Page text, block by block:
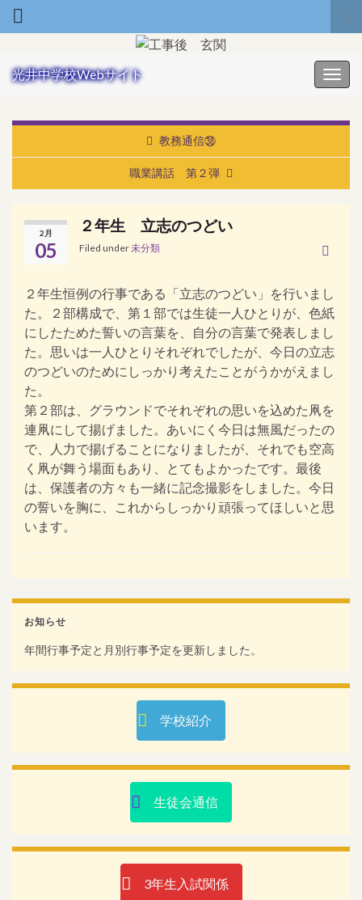
Search for:
光井中学校Webサイト
教務通信㊳
職業講話 第２弾
2月
05
２年生 立志のつどい
Filed under未分類
２年生恒例の行事である「立志のつどい」を行いまし
た。２部構成で、第１部では生徒一人ひとりが、色紙
にしたためた誓いの言葉を、自分の言葉で発表しまし
た。思いは一人ひとりそれぞれでしたが、今日の立志
のつどいのためにしっかり考えたことがうかがえまし
た。
第２部は、グラウンドでそれぞれの思いを込めた凧を
連凧にして揚げました。あいにく今日は無風だったの
で、人力で揚げることになりましたが、それでも空高
く凧が舞う場面もあり、とてもよかったです。最後
は、保護者の方々も一緒に記念撮影をしました。今日
の誓いを胸に、これからしっかり頑張ってほしいと思
います。
お知らせ
年間行事予定と月別行事予定を更新しました。
学校紹介
生徒会通信
3年生入試関係